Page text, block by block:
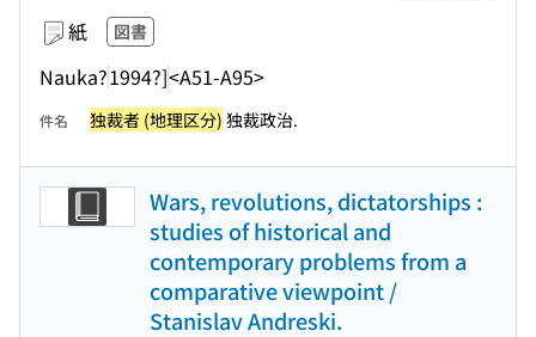
紙 図書
Nauka?1994?]<A51-A95>
件名 独裁者 (地理区分) 独裁政治.
Wars, revolutions, dictatorships :
studies of historical and
contemporary problems from a
comparative viewpoint /
Stanislav Andreski.